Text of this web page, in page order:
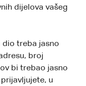
dijelova vašeg
dio treba jasno
broj
bi trebao jasno
u